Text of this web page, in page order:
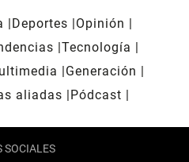
Deportes
Opinión
Tecnología
Generación
aliadas
Pódcast
SOCIALES